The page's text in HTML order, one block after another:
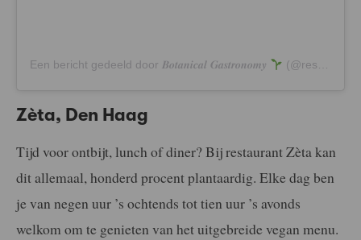
Een bericht gedeeld door 𝑩𝒐𝒕𝒂𝒏𝒊𝒄𝒂𝒍 𝑮𝒂𝒔𝒕𝒓𝒐𝒏𝒐𝒎𝒚 (@restaurantdenieuwewinkel)
Zèta, Den Haag
Tijd voor ontbijt, lunch of diner? Bij restaurant Zèta kan
dit allemaal, honderd procent plantaardig. Elke dag ben
je van negen uur ’s ochtends tot tien uur ’s avonds
welkom om te genieten van het uitgebreide vegan menu.